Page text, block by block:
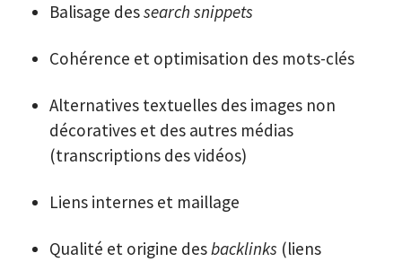
Balisage dessearch snippets
Cohérence et optimisation des mots-clés
Alternatives textuelles des images non
décoratives et des autres médias
(transcriptions des vidéos)
Liens internes et maillage
Qualité et origine desbacklinks (liens